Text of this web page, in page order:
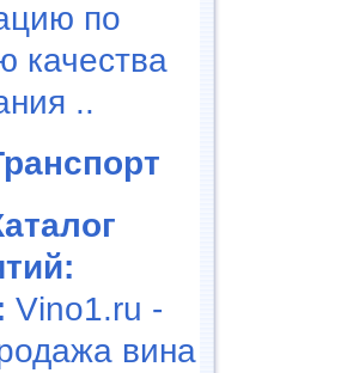
по
качества
..
Vino1.ru -
вина